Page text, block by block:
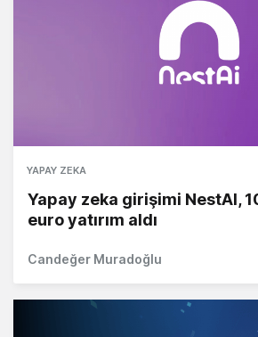
YAPAY ZEKA
Yapay zeka girişimi NestAI,
euro yatırım aldı
Candeğer Muradoğlu